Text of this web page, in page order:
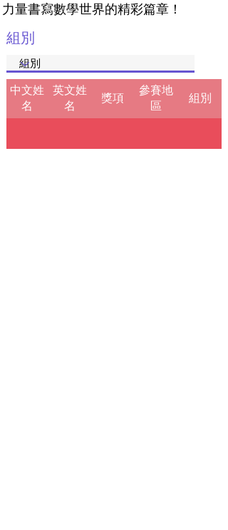
力量書寫數學世界的精彩篇章！
組別
中文姓
名
英文姓
名
獎項
參賽地
區
組別